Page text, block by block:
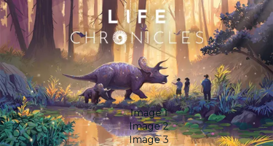
Image 1
Image 2
Image 3